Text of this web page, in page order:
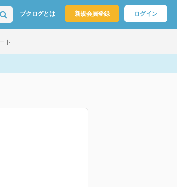
ブクログとは 新規会員登録 ログイン
ト